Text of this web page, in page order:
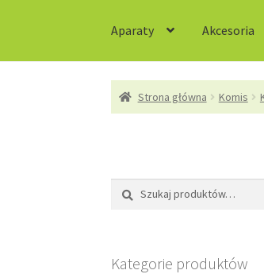
Aparaty Akcesoria
Strona głównaKontakt
Strona główna Komis
Szukaj:
Szukaj
Kategorie produktów